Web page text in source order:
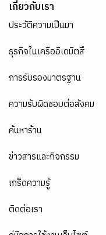
เกี่ยวกับเรา
ประวัติความเป็นมา
ธุรกิจในเครืออิเดมิตสึ
การรับรองมาตรฐาน
ความรับผิดชอบต่อสังคม
ค้นหาร้าน
ข่าวสารและกิจกรรม
เกร็ดความรู้
ติดต่อเรา